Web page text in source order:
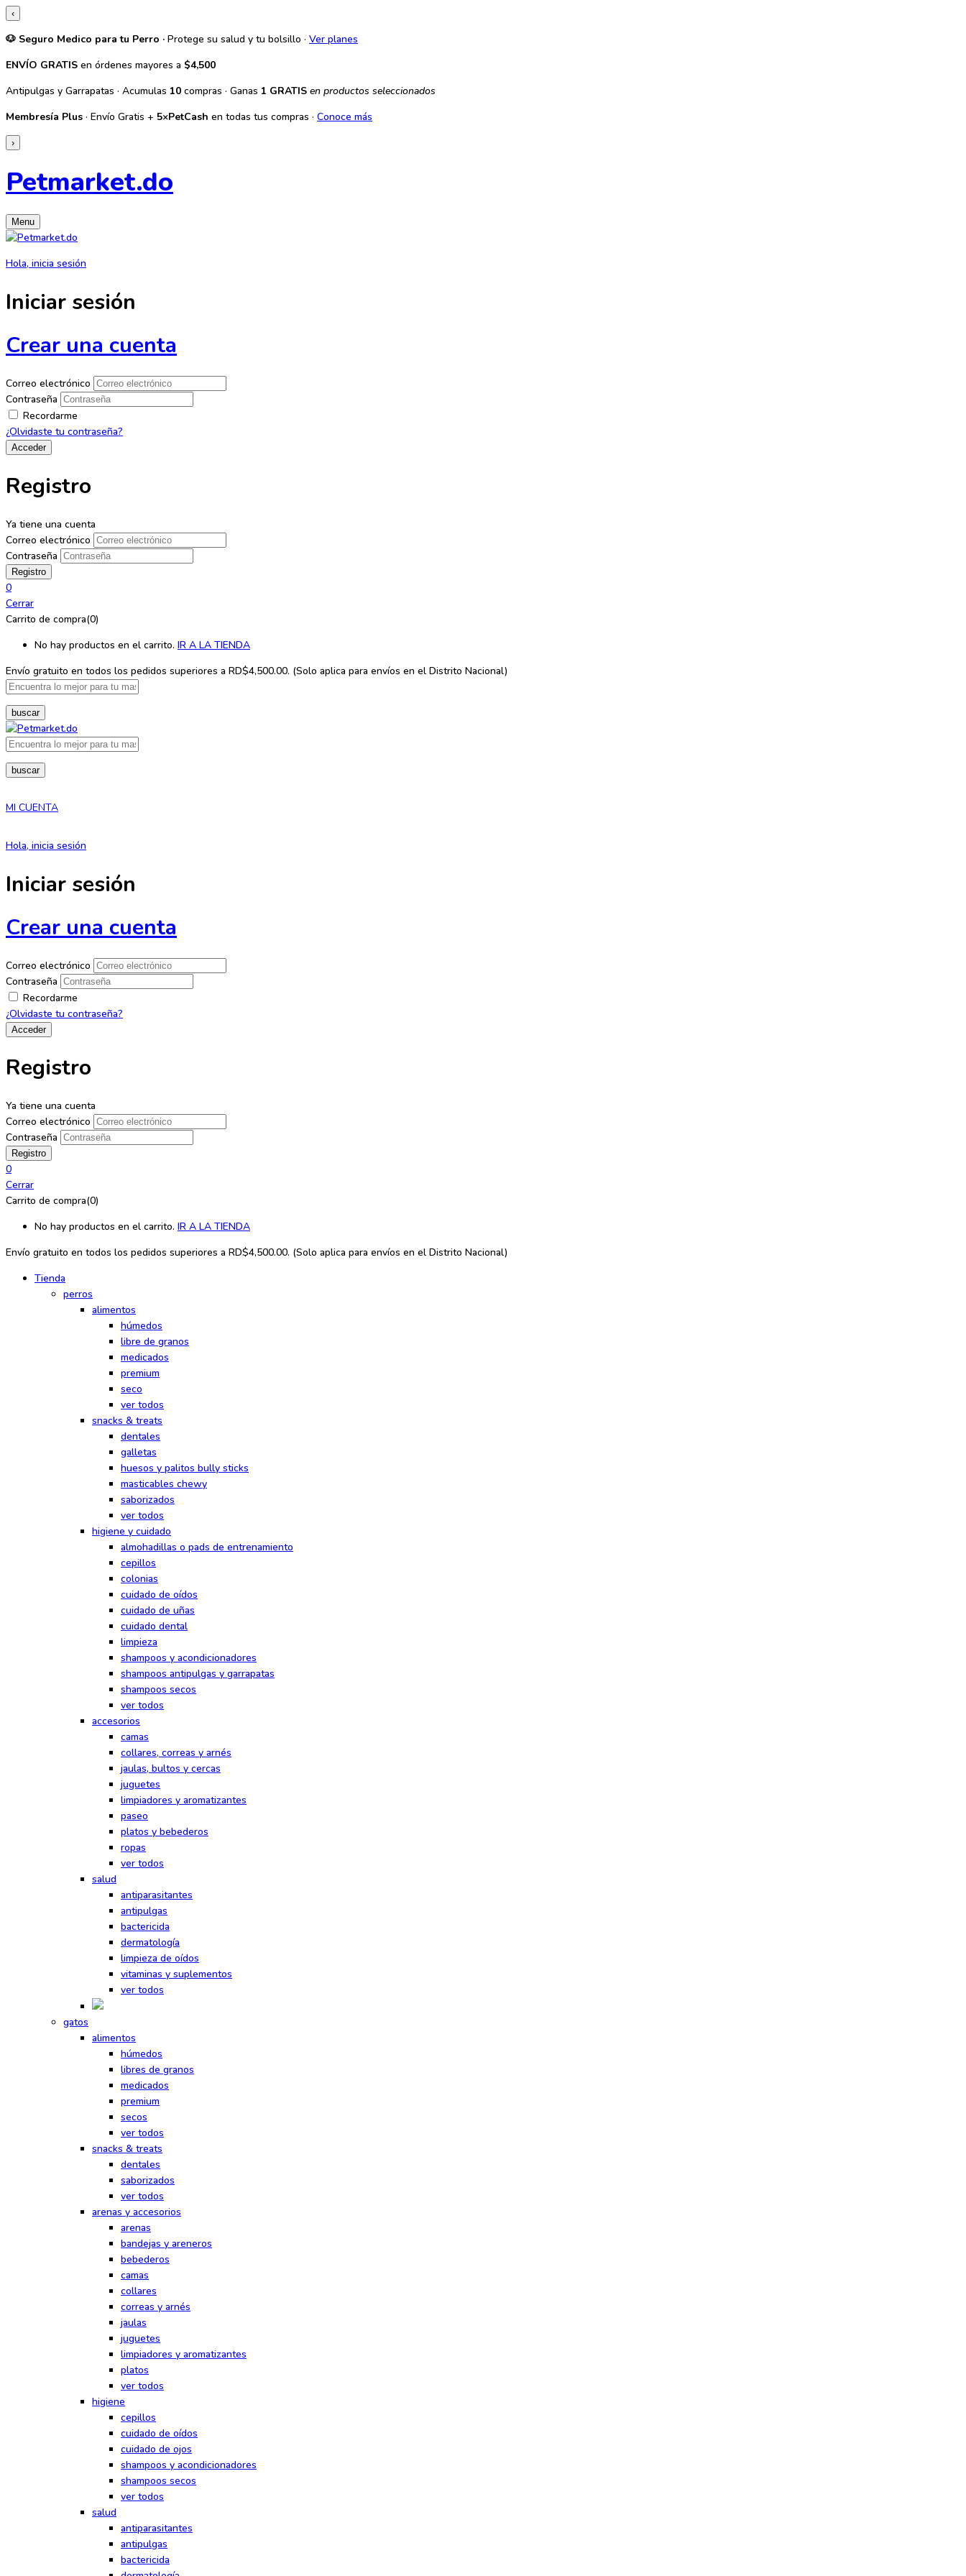
‹
🐶 Seguro Medico para tu Perro · Protege su salud y tu bolsillo · Ver planes
ENVÍO GRATIS en órdenes mayores a $4,500
Antipulgas y Garrapatas · Acumulas 10 compras · Ganas 1 GRATIS en productos seleccionados
Membresía Plus · Envío Gratis + 5×PetCash en todas tus compras · Conoce más
›
Petmarket.do
Menu
Hola, inicia sesión
Iniciar sesión
Crear una cuenta
Correo electrónico
Contraseña
Recordarme
¿Olvidaste tu contraseña?
Registro
Ya tiene una cuenta
Correo electrónico
Contraseña
0
Cerrar
Carrito de compra(0)
No hay productos en el carrito. IR A LA TIENDA
Envío gratuito en todos los pedidos superiores a RD$4,500.00. (Solo aplica para envíos en el Distrito Nacional)
buscar
buscar
MI CUENTA
Hola, inicia sesión
Iniciar sesión
Crear una cuenta
Correo electrónico
Contraseña
Recordarme
¿Olvidaste tu contraseña?
Registro
Ya tiene una cuenta
Correo electrónico
Contraseña
0
Cerrar
Carrito de compra(0)
No hay productos en el carrito. IR A LA TIENDA
Envío gratuito en todos los pedidos superiores a RD$4,500.00. (Solo aplica para envíos en el Distrito Nacional)
Tienda
perros
alimentos
húmedos
libre de granos
medicados
premium
seco
ver todos
snacks & treats
dentales
galletas
huesos y palitos bully sticks
masticables chewy
saborizados
ver todos
higiene y cuidado
almohadillas o pads de entrenamiento
cepillos
colonias
cuidado de oídos
cuidado de uñas
cuidado dental
limpieza
shampoos y acondicionadores
shampoos antipulgas y garrapatas
shampoos secos
ver todos
accesorios
camas
collares, correas y arnés
jaulas, bultos y cercas
juguetes
limpiadores y aromatizantes
paseo
platos y bebederos
ropas
ver todos
salud
antiparasitantes
antipulgas
bactericida
dermatología
limpieza de oídos
vitaminas y suplementos
ver todos
gatos
alimentos
húmedos
libres de granos
medicados
premium
secos
ver todos
snacks & treats
dentales
saborizados
ver todos
arenas y accesorios
arenas
bandejas y areneros
bebederos
camas
collares
correas y arnés
jaulas
juguetes
limpiadores y aromatizantes
platos
ver todos
higiene
cepillos
cuidado de oídos
cuidado de ojos
shampoos y acondicionadores
shampoos secos
ver todos
salud
antiparasitantes
antipulgas
bactericida